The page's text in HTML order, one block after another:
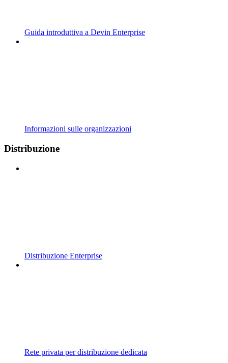
Guida introduttiva a Devin Enterprise
Informazioni sulle organizzazioni
Distribuzione
Distribuzione Enterprise
Rete privata per distribuzione dedicata